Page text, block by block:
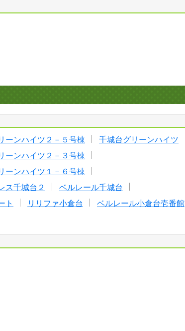
ーンハイツ２－５号棟
千城台グリーンハイツ
ーンハイツ２－３号棟
ーンハイツ１－６号棟
ス千城台２
ベルレール千城台
ト リリファ小倉台
ベルレール小倉台壱番館